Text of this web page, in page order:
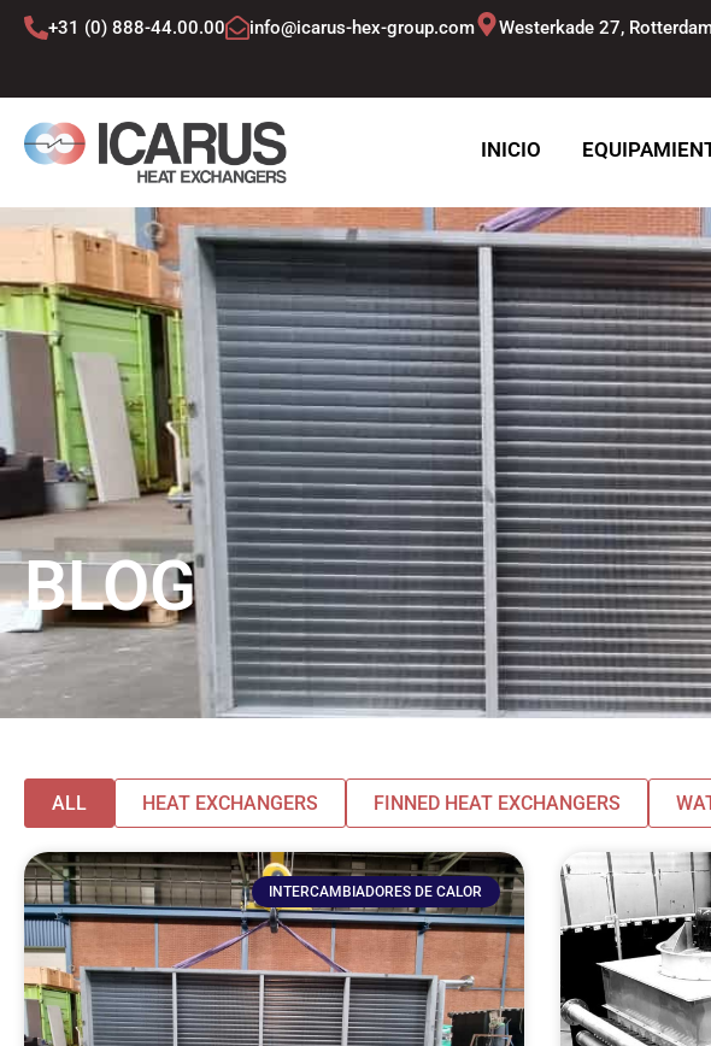
+31 (0) 888-44.00.00 info@icarus-hex-group.com Westerkade 27,
INICIO
BLOG
ALL HEAT EXCHANGERS FINNED HEAT EXCHANGERS
INTERCAMBIADORES DE CALOR